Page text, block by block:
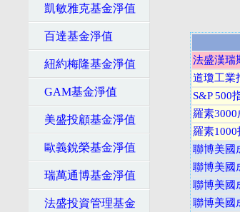
凱敏雅克基金淨值
百達基金淨值
紐約梅隆基金淨值
GAM基金淨值
美盛投顧基金淨值
歐義銳榮基金淨值
瑞萬通博基金淨值
法盛投資管理基金
法盛漢瑞
道瓊工業
S&P 500
羅素
羅素1000
聯博美國
聯博美國
聯博美國
聯博美國